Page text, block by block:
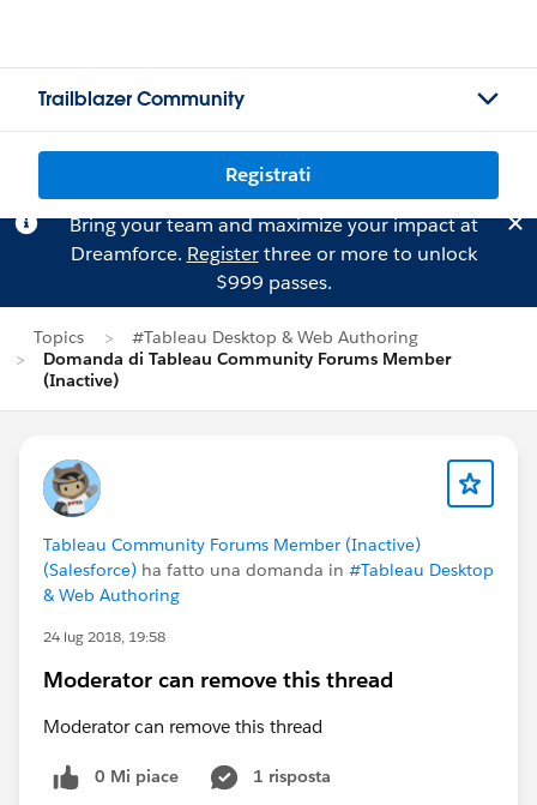
Trailblazer Community
Registrati
Bring your team and maximize your impact at
Dreamforce. Registerthree or more to unlock
$999 passes.
Topics
#Tableau Desktop & Web Authoring
Domanda di Tableau Community Forums Member
(Inactive)
Tableau Community Forums Member (Inactive)
(Salesforce) ha fatto una domanda in #Tableau Desktop
& Web Authoring
24 lug 2018, 19:58
Moderator can remove this thread
Moderator can remove this thread
0 Mi piace
1 risposta